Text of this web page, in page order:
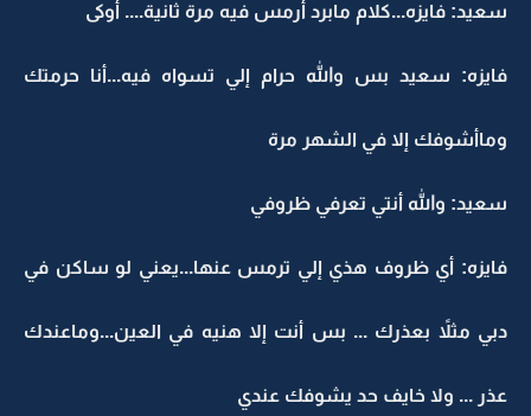
سعيد: فايزه...كلام مابرد أرمس فيه مرة ثانية.... أوكى
فايزه: سعيد بس والله حرام إلي تسواه فيه...أنا حرمتك
وماأشوفك إلا في الشهر مرة
سعيد: والله أنتي تعرفي ظروفي
فايزه: أي ظروف هذي إلي ترمس عنها...يعني لو ساكن في
دبي مثلاً بعذرك ... بس أنت إلا هنيه في العين...وماعندك
عذر ... ولا خايف حد يشوفك عندي